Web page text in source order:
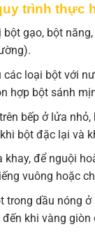
trình thực
bột gạo, bột
các loại bột với
hợp bột sánh
bếp ở lửa nhỏ,
bột đặc lại và
khay, để nguội
vuông hoặc
trong dầu nóng
đến khi vàng giòn